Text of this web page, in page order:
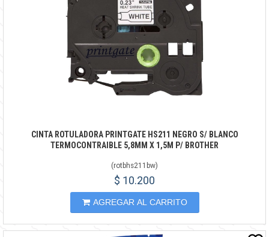
CINTA ROTULADORA PRINTGATE HS211 NEGRO S/ BLANCO
TERMOCONTRAIBLE 5,8MM X 1,5M P/ BROTHER
(rotbhs211bw)
$ 10.200
AGREGAR AL CARRITO